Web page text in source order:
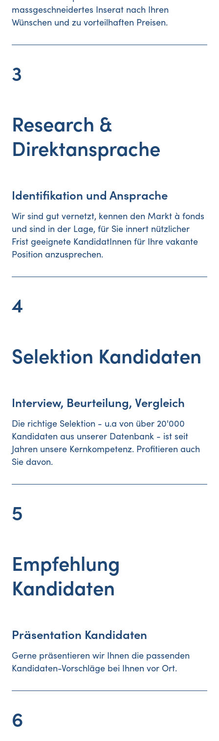
massgeschneidertes Inserat nach Ihren
Wünschen und zu vorteilhaften Preisen.
3
Research &
Direktansprache
Identifikation und Ansprache
Wir sind gut vernetzt, kennen den Markt à fonds
und sind in der Lage, für Sie innert nützlicher
Frist geeignete KandidatInnen für Ihre vakante
Position anzusprechen.
4
Selektion Kandidaten
Interview, Beurteilung, Vergleich
Die richtige Selektion - u.a von über 20'000
Kandidaten aus unserer Datenbank - ist seit
Jahren unsere Kernkompetenz. Profitieren auch
Sie davon.
5
Empfehlung
Kandidaten
Präsentation Kandidaten
Gerne präsentieren wir Ihnen die passenden
Kandidaten-Vorschläge bei Ihnen vor Ort.
6